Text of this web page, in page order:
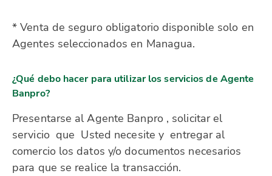
* Venta de seguro obligatorio disponible solo en
Agentes seleccionados en Managua.
¿Qué debo hacer para utilizar los servicios de Agente
Banpro?
Presentarse al Agente Banpro , solicitar el
servicio que Usted necesite y entregar al
comercio los datos y/o documentos necesarios
para que se realice la transacción.